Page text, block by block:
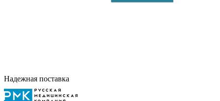
Надежная поставка